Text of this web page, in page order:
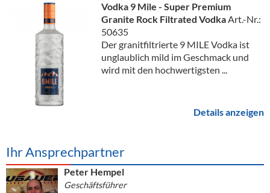
Vodka 9 Mile - Super Premium
Granite Rock Filtrated VodkaArt.-Nr.:
50635
Der granitfiltrierte 9 MILE Vodka ist
unglaublich mild im Geschmack und
wird mit den hochwertigsten ...
Details anzeigen
Ihr Ansprechpartner
Peter Hempel
Geschäftsführer